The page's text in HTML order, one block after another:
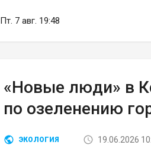
Пт. 7 авг. 19:48
«Новые люди» в
по озеленению
ЭКОЛОГИЯ 19.06.2026